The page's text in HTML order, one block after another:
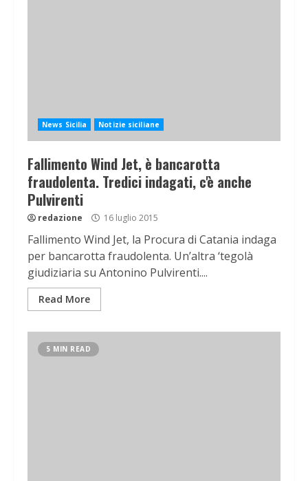
News Sicilia Notizie siciliane
Fallimento Wind Jet, è bancarotta
fraudolenta. Tredici indagati, c'è anche
Pulvirenti
redazione 16 luglio 2015
Fallimento Wind Jet, la Procura di Catania indaga
per bancarotta fraudolenta. Un’altra ‘tegolà
giudiziaria su Antonino Pulvirenti....
Read More
5 MIN READ